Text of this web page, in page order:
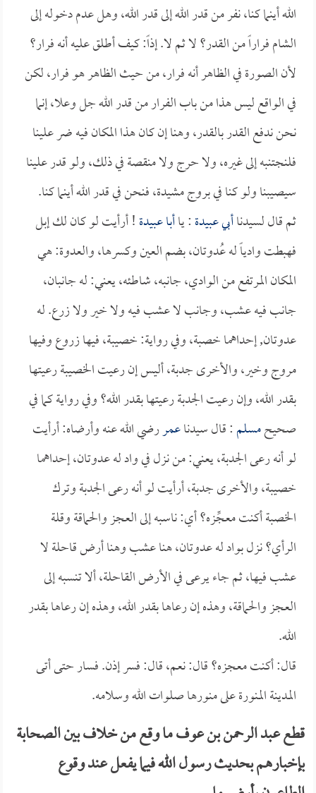
الله أينما كنا، نفر من قدر الله إلى قدر الله، وهل عدم دخوله إلى
الشام فراراً من القدر؟ لا ثم لا. إذاً: كيف أطلق عليه أنه فرار؟
لأن الصورة في الظاهر أنه فرار، من حيث الظاهر هو فرار، لكن
في الواقع ليس هذا من باب الفرار من قدر الله جل وعلا، إنما
نحن ندفع القدر بالقدر، وهنا إن كان هذا المكان فيه ضر علينا
فلنجتنبه إلى غيره، ولا حرج ولا منقصة في ذلك، ولو قدر علينا
سيصيبنا ولو كنا في بروج مشيدة، فنحن في قدر الله أينما كنا.
ثم قال لسيدناأبي عبيدة: ياأبا عبيدة! أرأيت لو كان لك إبل
فهبطت وادياً له عُدوتان، بضم العين وكسرها، والعدوة: هي
المكان المرتفع من الوادي، جانبه، شاطئه، يعني: له جانبان،
جانب فيه عشب، وجانب لا عشب فيه ولا خير ولا زرع. له
عدوتان, إحداهما خصبة، وفي رواية: خصيبة، فيها زروع وفيها
مروج وخير، والأخرى جدبة، أليس إن رعيت الخصيبة رعيتها
بقدر الله، وإن رعيت الجدبة رعيتها بقدر الله؟ وفي رواية كما في
صحيحمسلم: قال سيدناعمررضي الله عنه وأرضاه: أرأيت
لو أنه رعى الجدبة، يعني: من نزل في واد له عدوتان، إحداهما
خصيبة، والأخرى جدبة، أرأيت لو أنه رعى الجدبة وترك
الخصبة أكنت معجِّزه؟ أي: ناسبه إلى العجز والحماقة وقلة
الرأي؟ نزل بواد له عدوتان، هنا عشب وهنا أرض قاحلة لا
عشب فيها، ثم جاء يرعى في الأرض القاحلة، ألا تنسبه إلى
العجز والحماقة، وهذه إن رعاها بقدر الله، وهذه إن رعاها بقدر
الله.
قال: أكنت معجزه؟ قال: نعم، قال: فسر إذن. فسار حتى أتى
المدينة المنورة على منورها صلوات الله وسلامه.
قطع عبد الرحمن بن عوف ما وقع من خلاف بين الصحابة
بإخبارهم بحديث رسول الله فيما يفعل عند وقوع